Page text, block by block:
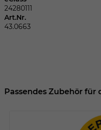
24280111
Art.Nr.
43.0663
Passendes Zubehör für
Wir